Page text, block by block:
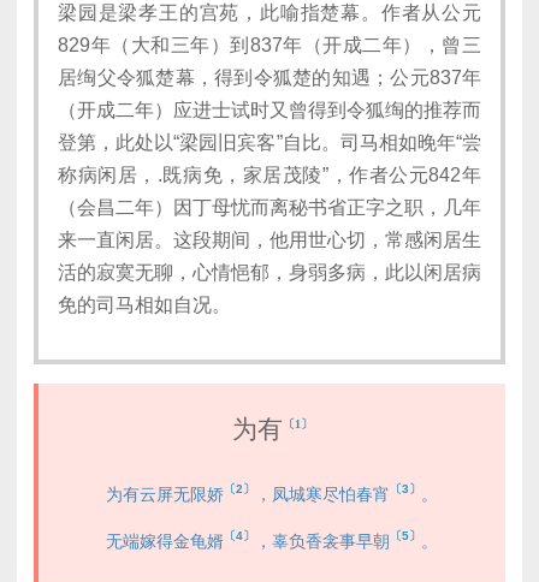
梁园是梁孝王的宫苑，此喻指楚幕。作者从公元
829年（大和三年）到837年（开成二年），曾三
居绹父令狐楚幕，得到令狐楚的知遇；公元837年
（开成二年）应进士试时又曾得到令狐绹的推荐而
登第，此处以“梁园旧宾客”自比。司马相如晚年“尝
称病闲居，.既病免，家居茂陵”，作者公元842年
（会昌二年）因丁母忧而离秘书省正字之职，几年
来一直闲居。这段期间，他用世心切，常感闲居生
活的寂寞无聊，心情悒郁，身弱多病，此以闲居病
免的司马相如自况。
为有 〔1〕
为有云屏无限娇 〔2〕 ，凤城寒尽怕春宵 〔3〕 。
无端嫁得金龟婿 〔4〕 ，辜负香衾事早朝 〔5〕 。